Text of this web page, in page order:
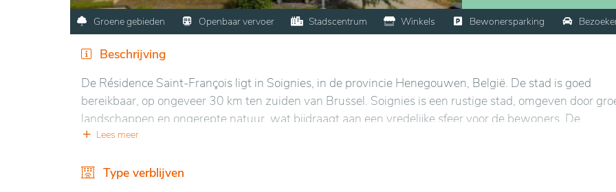
Groene gebieden Openbaar vervoer Stadscentrum Winkels Bewonersparking
Beschrijving
De Résidence Saint-François ligt in Soignies, in de provincie Henegouwen, België. De stad is goed
bereikbaar, op ongeveer 30 km ten zuiden van Brussel. Soignies is een rustige stad, omgeven door
landschappen en ongerepte natuur, wat bijdraagt aan een vredelijke sfeer voor de bewoners. De
onmiddellijke omgeving kenmerkt zich door parken, tuinen en rustige wandelgebieden, ideaal voor
De voorziening biedt een comfortabele en goed uitgeruste leefomgeving, met bijzondere aandacht
Lees meer
Type verblijven